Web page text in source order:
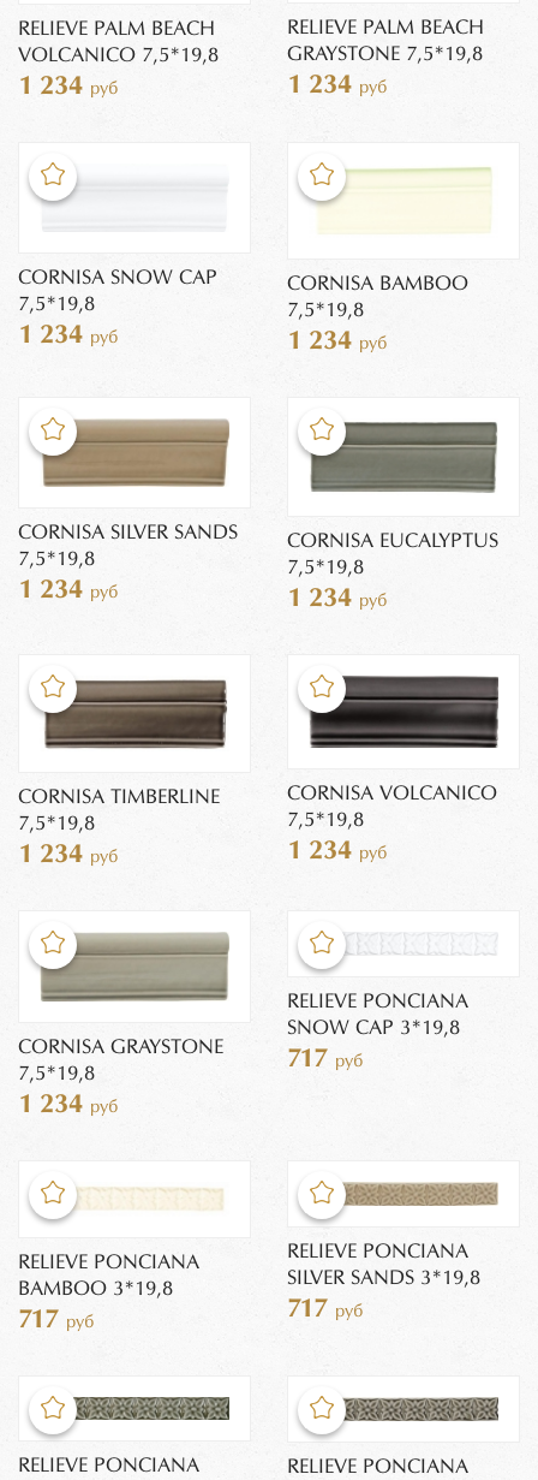
RELIEVE PALM BEACH
VOLCANICO 7,5*19,8
1 234 руб
RELIEVE PALM BEACH
GRAYSTONE 7,5*19,8
1 234 руб
CORNISA SNOW CAP
7,5*19,8
1 234 руб
CORNISA BAMBOO
7,5*19,8
1 234 руб
CORNISA SILVER SANDS
7,5*19,8
1 234 руб
CORNISA EUCALYPTUS
7,5*19,8
1 234 руб
CORNISA TIMBERLINE
7,5*19,8
1 234 руб
CORNISA VOLCANICO
7,5*19,8
1 234 руб
CORNISA GRAYSTONE
7,5*19,8
1 234 руб
RELIEVE PONCIANA
SNOW CAP 3*19,8
717 руб
RELIEVE PONCIANA
BAMBOO 3*19,8
717 руб
RELIEVE PONCIANA
SILVER SANDS 3*19,8
717 руб
RELIEVE PONCIANA
RELIEVE PONCIANA